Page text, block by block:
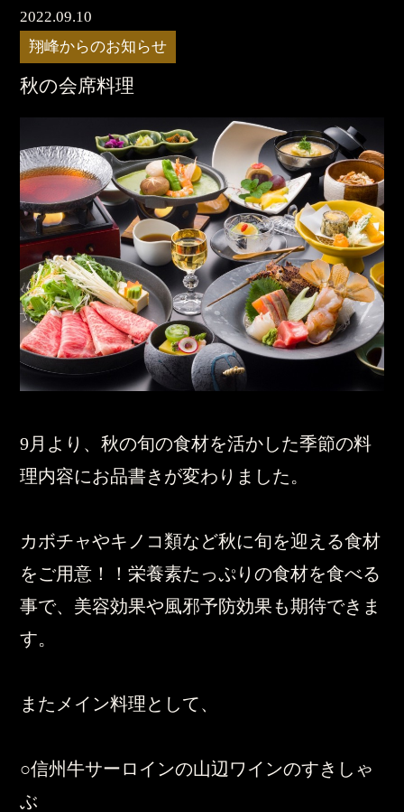
2022.09.10
翔峰からのお知らせ
秋の会席料理
9月より、秋の旬の食材を活かした季節の料
理内容にお品書きが変わりました。
カボチャやキノコ類など秋に旬を迎える食材
をご用意！！栄養素たっぷりの食材を食べる
事で、美容効果や風邪予防効果も期待できま
す。
またメイン料理として、
○信州牛サーロインの山辺ワインのすきしゃ
ぶ